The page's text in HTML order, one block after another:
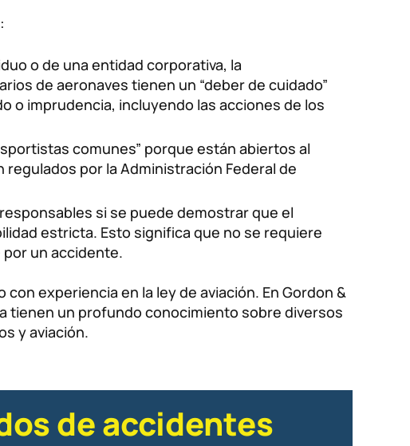
o de una entidad corporativa, la
de aeronaves tienen un “deber de cuidado”
o imprudencia, incluyendo las acciones de los
comunes” porque están abiertos al
por la Administración Federal de
si se puede demostrar que el
estricta. Esto significa que no se requiere
un accidente.
experiencia en la ley de aviación. En Gordon &
tienen un profundo conocimiento sobre diversos
y aviación.
de accidentes